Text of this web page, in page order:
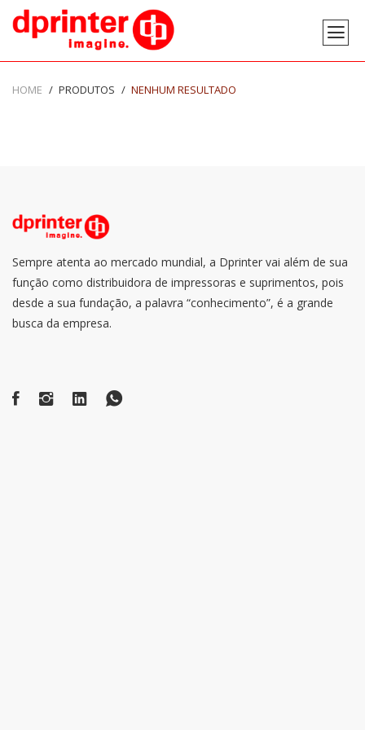
HOME PRODUTOS NENHUM RESULTADO
Sempre atenta ao mercado mundial, a Dprinter vai além de sua
função como distribuidora de impressoras e suprimentos, pois
desde a sua fundação, a palavra “conhecimento”, é a grande
busca da empresa.